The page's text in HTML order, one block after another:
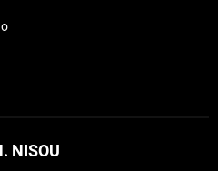
NISOU